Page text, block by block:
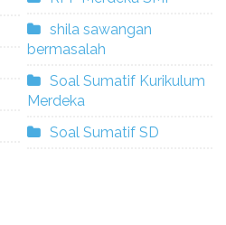
shila sawangan
bermasalah
Soal Sumatif Kurikulum
Merdeka
Soal Sumatif SD